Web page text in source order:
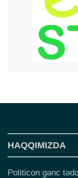
HAQQIMIZDA
Politicon gənc